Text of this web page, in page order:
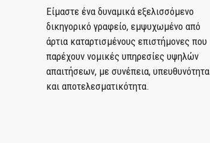
Είμαστε ένα δυναμικά εξελισσόμενο
δικηγορικό γραφείο, εμψυχωμένο από
άρτια καταρτισμένους επιστήμονες που
παρέχουν νομικές υπηρεσίες υψηλών
απαιτήσεων, με συνέπεια, υπευθυνότητα
και αποτελεσματικότητα.